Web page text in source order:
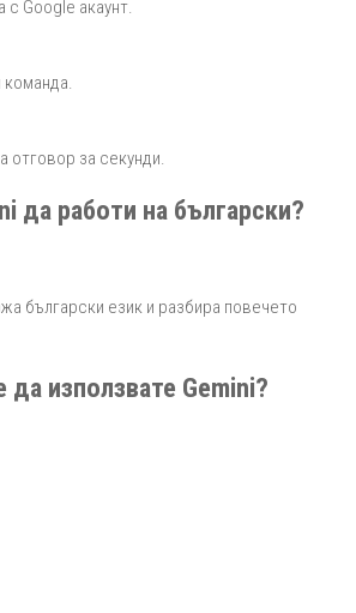
с Google акаунт.
отговор за секунди.
да работи на български?
български език и разбира повечето
използвате Gemini?